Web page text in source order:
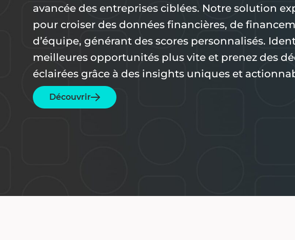
avancée des entreprises ciblées. Notre solution
pour croiser des données financières, de
d’équipe, générant des scores personnalisés.
meilleures opportunités plus vite et prenez des
éclairées grâce à des insights uniques et
Découvrir